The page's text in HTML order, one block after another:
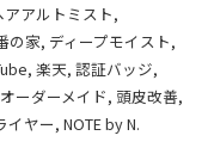
アルトミスト
の家 ディープモイスト
楽天 認証バッジ
ーダーメイド 頭皮改善
ヤー NOTE by N.